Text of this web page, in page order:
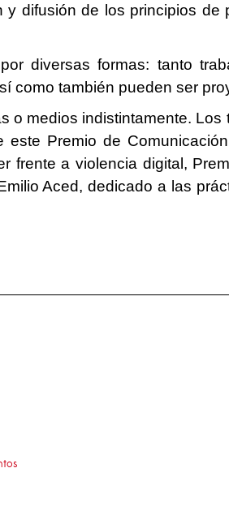
difusión de los principios
diversas formas: tanto
como también pueden ser
medios indistintamente.
Premio de
frente a violencia digital,
Aced, dedicado a las